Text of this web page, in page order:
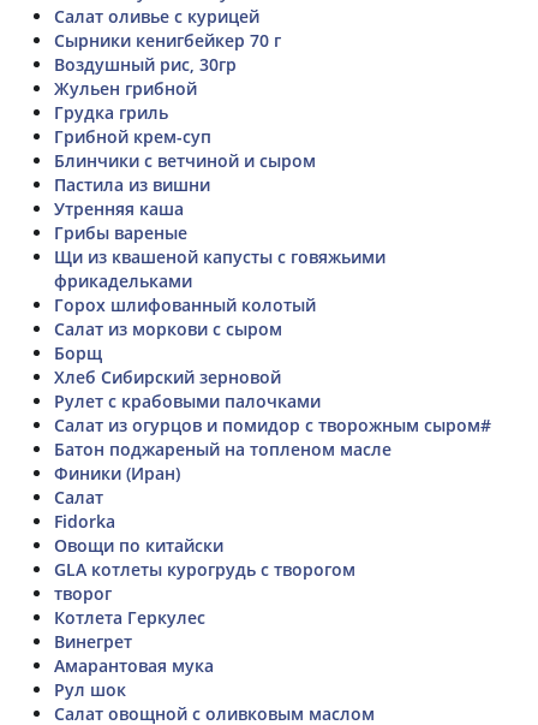
Салат оливье с курицей
Сырники кенигбейкер 70 г
Воздушный рис, 30гр
Жульен грибной
Грудка гриль
Грибной крем-суп
Блинчики с ветчиной и сыром
Пастила из вишни
Утренняя каша
Грибы вареные
Щи из квашеной капусты с говяжьими
фрикадельками
Горох шлифованный колотый
Салат из моркови с сыром
Борщ
Хлеб Сибирский зерновой
Рулет с крабовыми палочками
Салат из огурцов и помидор с творожным сыром#
Батон поджареный на топленом масле
Финики (Иран)
Салат
Fidorka
Овощи по китайски
GLA котлеты курогрудь с творогом
творог
Котлета Геркулес
Винегрет
Амарантовая мука
Рул шок
Салат овощной с оливковым маслом